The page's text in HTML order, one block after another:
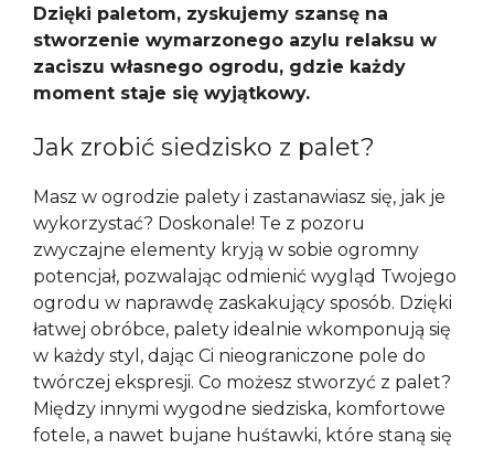
Dzięki paletom, zyskujemy szansę na
stworzenie wymarzonego azylu relaksu w
zaciszu własnego ogrodu, gdzie każdy
moment staje się wyjątkowy.
Jak zrobić siedzisko z palet?
Masz w ogrodzie palety i zastanawiasz się, jak je
wykorzystać? Doskonale! Te z pozoru
zwyczajne elementy kryją w sobie ogromny
potencjał, pozwalając odmienić wygląd Twojego
ogrodu w naprawdę zaskakujący sposób. Dzięki
łatwej obróbce, palety idealnie wkomponują się
w każdy styl, dając Ci nieograniczone pole do
twórczej ekspresji. Co możesz stworzyć z palet?
Między innymi wygodne siedziska, komfortowe
fotele, a nawet bujane huśtawki, które staną się